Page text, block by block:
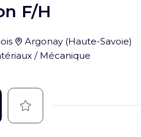
F/H
Argonay(Haute-Savoie)
/ Mécanique
Sauvegarder